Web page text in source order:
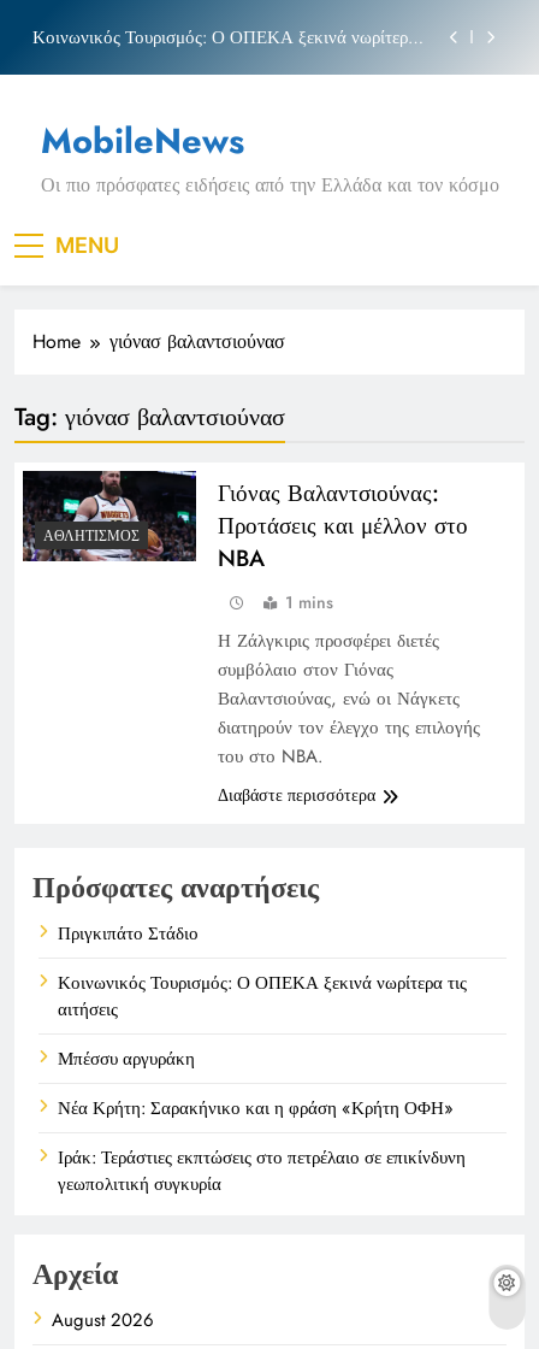
content
Κοινωνικός Τουρισμός: Ο ΟΠΕΚΑ ξεκινά νωρίτερα
Νέα Κρήτη: Σαρακήνικο και η φράση «Κρήτη
ΟΦΗ»
Πριγκιπάτο Στάδιο
Κοινωνικός Τουρισμός: Ο ΟΠΕΚΑ ξεκινά νωρίτερα
τις αιτήσεις
Μπέσσυ αργυράκη
Νέα Κρήτη: Σαρακήνικο και η φράση «Κρήτη
MobileNews
Οι πιο πρόσφατες ειδήσεις από την Ελλάδα και τον κόσμο
MENU
Home γιόνασ βαλαντσιούνασ
Tag: γιόνασ βαλαντσιούνασ
ΑΘΛΗΤΙΣΜΌΣ
Γιόνας Βαλαντσιούνας:
Προτάσεις και μέλλον στο
NBA
1 mins
Η Ζάλγκιρις προσφέρει διετές
συμβόλαιο στον Γιόνας
Βαλαντσιούνας, ενώ οι Νάγκετς
διατηρούν τον έλεγχο της επιλογής
του στο NBA.
Διαβάστε περισσότερα
Πρόσφατες αναρτήσεις
Πριγκιπάτο Στάδιο
Κοινωνικός Τουρισμός: Ο ΟΠΕΚΑ ξεκινά νωρίτερα τις
αιτήσεις
Μπέσσυ αργυράκη
Νέα Κρήτη: Σαρακήνικο και η φράση «Κρήτη ΟΦΗ»
Ιράκ: Τεράστιες εκπτώσεις στο πετρέλαιο σε επικίνδυνη
γεωπολιτική συγκυρία
Αρχεία
August 2026